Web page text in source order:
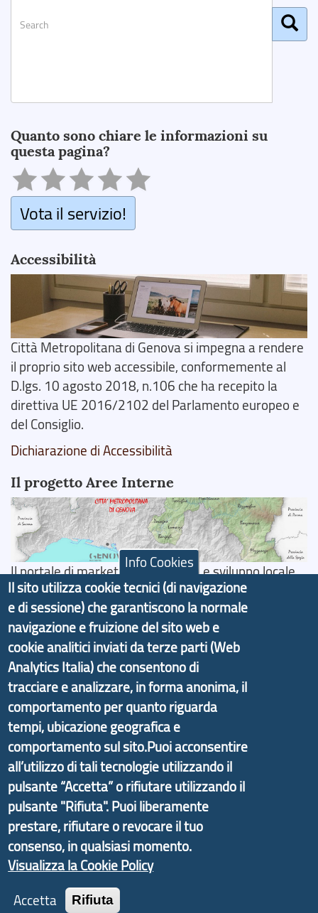
Quanto sono chiare le informazioni su
questa pagina?
Vota il servizio!
Accessibilità
Città Metropolitana di Genova si impegna a rendere
il proprio sito web accessibile, conformemente al
D.lgs. 10 agosto 2018, n.106 che ha recepito la
direttiva UE 2016/2102 del Parlamento europeo e
del Consiglio.
Dichiarazione di Accessibilità
Il progetto Aree Interne
Il portale di marketing territoriale e sviluppo locale
di Genova Città Metropolitana si è sviluppato a
partire dal progetto nazionale Aree Interne
promosso dal Dipartimento per lo Sviluppo
Economico e finalizzato al rilancio socio-economico
delle valli dell’entroterra. In particolare fornisce
informazioni ed aggiornamenti sullaStrategia
d'Area Antola-Tigullio, in collaborazione con Regione
Liguria ed ANCI Liguria.
Copyright © 2017 Città metropolitana di Genova |
CF: 80007350103
Tecnologie e Accessibilità
Note Legali
Info Cookies
Il sito utilizza cookie tecnici (di navigazione
e di sessione) che garantiscono la normale
navigazione e fruizione del sito web e
cookie analitici inviati da terze parti (Web
Analytics Italia) che consentono di
tracciare e analizzare, in forma anonima, il
comportamento per quanto riguarda
tempi, ubicazione geografica e
comportamento sul sito.Puoi acconsentire
all’utilizzo di tali tecnologie utilizzando il
pulsante “Accetta” o rifiutare utilizzando il
pulsante "Rifiuta". Puoi liberamente
prestare, rifiutare o revocare il tuo
consenso, in qualsiasi momento.
Visualizza la Cookie Policy
Accetta
Rifiuta